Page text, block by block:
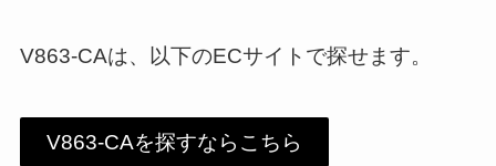
V863-CAは、以下のECサイトで探せます。
V863-CAを探すならこちら